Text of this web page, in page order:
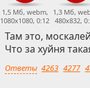
1,5 Мб, webm,
1080x1080, 0:12
1,3 Мб,
480x832,
Там это,
Что за хуйня
Ответы 4263 4277